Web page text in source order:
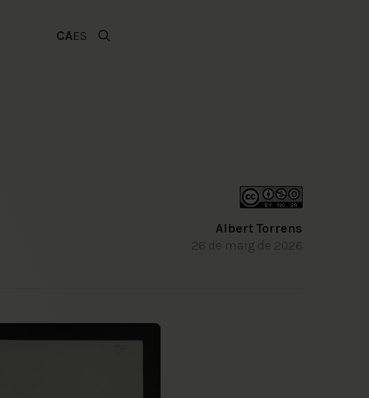
CAES
Albert Torrens
26 de maig de 2026